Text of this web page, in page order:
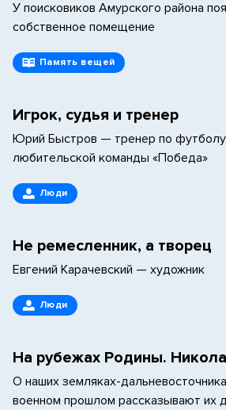
У поисковиков Амурского района
собственное помещение
Память вещей
Игрок, судья и тренер
Юрий Быстров — тренер по
любительской команды «Победа»
Люди
Не ремесленник, а творец
Евгений Карачевский — художник
Люди
На рубежах Родины.
О наших земляках-
военном прошлом рассказывают их